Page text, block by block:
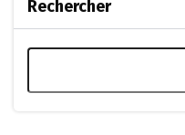
Rechercher